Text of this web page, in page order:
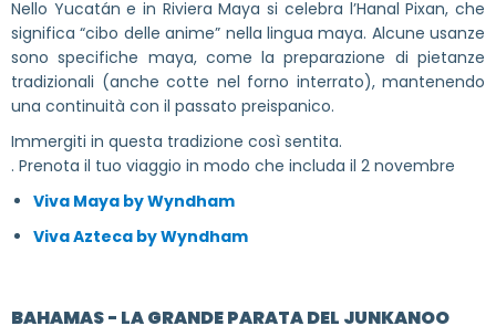
Nello Yucatán e in Riviera Maya si celebra l’Hanal Pixan, che
significa “cibo delle anime” nella lingua maya. Alcune usanze
sono specifiche maya, come la preparazione di pietanze
tradizionali (anche cotte nel forno interrato), mantenendo
una continuità con il passato preispanico.
Immergiti in questa tradizione così sentita.
. Prenota il tuo viaggio in modo che includa il 2 novembre
Viva Maya by Wyndham
Viva Azteca by Wyndham
BAHAMAS - LA GRANDE PARATA DEL JUNKANOO